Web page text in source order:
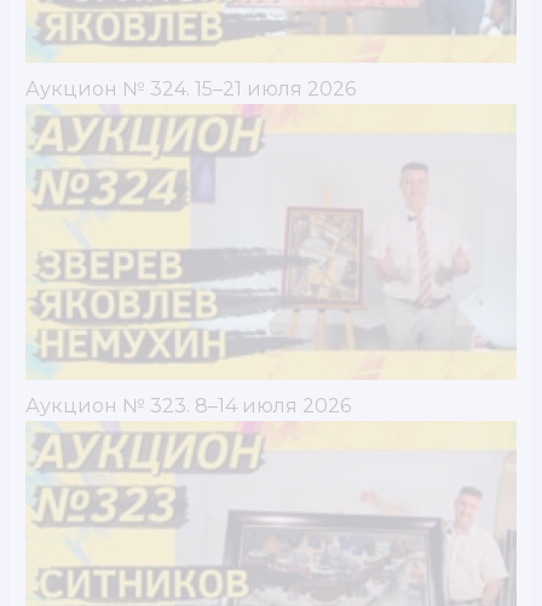
Аукцион № 324. 15–21 июля 2026
Аукцион № 323. 8–14 июля 2026